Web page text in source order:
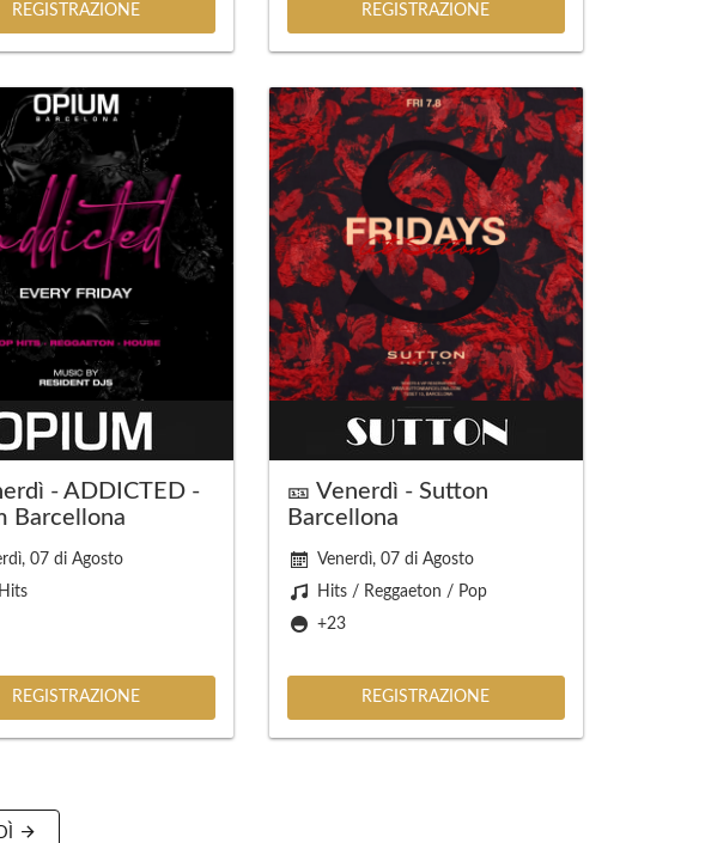
REGISTRAZIONE REGISTRAZIONE
- ADDICTED -
Barcellona
07 di Agosto
REGISTRAZIONE
🎫 Venerdì - Sutton
Barcellona
Venerdì, 07 di Agosto
Hits / Reggaeton / Pop
+23
REGISTRAZIONE